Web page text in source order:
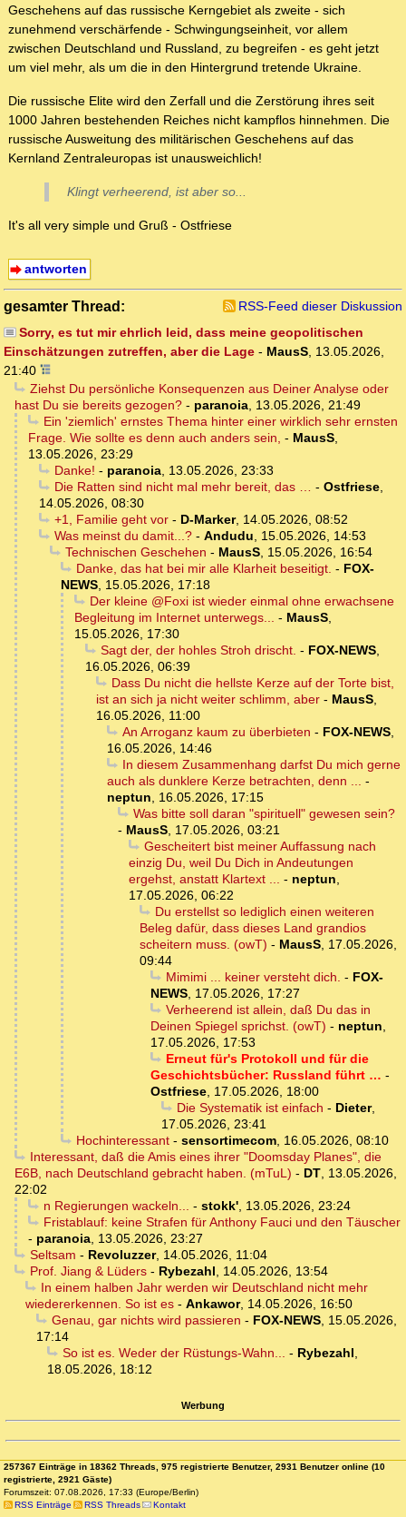
Geschehens auf das russische Kerngebiet als zweite - sich
zunehmend verschärfende - Schwingungseinheit, vor allem
zwischen Deutschland und Russland, zu begreifen - es geht jetzt
um viel mehr, als um die in den Hintergrund tretende Ukraine.
Die russische Elite wird den Zerfall und die Zerstörung ihres seit
1000 Jahren bestehenden Reiches nicht kampflos hinnehmen. Die
russische Ausweitung des militärischen Geschehens auf das
Kernland Zentraleuropas ist unausweichlich!
Klingt verheerend, ist aber so...
It's all very simple und Gruß - Ostfriese
antworten
gesamter Thread:
RSS-Feed dieser Diskussion
Sorry, es tut mir ehrlich leid, dass meine geopolitischen
Einschätzungen zutreffen, aber die Lage - MausS, 13.05.2026,
21:40
Ziehst Du persönliche Konsequenzen aus Deiner Analyse oder
hast Du sie bereits gezogen? - paranoia, 13.05.2026, 21:49
Ein 'ziemlich' ernstes Thema hinter einer wirklich sehr ernsten
Frage. Wie sollte es denn auch anders sein, - MausS,
13.05.2026, 23:29
Danke! - paranoia, 13.05.2026, 23:33
Die Ratten sind nicht mal mehr bereit, das … - Ostfriese,
14.05.2026, 08:30
+1, Familie geht vor- D-Marker, 14.05.2026, 08:52
Was meinst du damit...?- Andudu, 15.05.2026, 14:53
Technischen Geschehen - MausS, 15.05.2026, 16:54
Danke, das hat bei mir alle Klarheit beseitigt. - FOX-
NEWS, 15.05.2026, 17:18
Der kleine @Foxi ist wieder einmal ohne erwachsene
Begleitung im Internet unterwegs... - MausS,
15.05.2026, 17:30
Sagt der, der hohles Stroh drischt. - FOX-NEWS,
16.05.2026, 06:39
Dass Du nicht die hellste Kerze auf der Torte bist,
ist an sich ja nicht weiter schlimm, aber - MausS,
16.05.2026, 11:00
An Arroganz kaum zu überbieten - FOX-NEWS,
16.05.2026, 14:46
In diesem Zusammenhang darfst Du mich gerne
auch als dunklere Kerze betrachten, denn ... -
neptun, 16.05.2026, 17:15
Was bitte soll daran "spirituell" gewesen sein?
- MausS, 17.05.2026, 03:21
Gescheitert bist meiner Auffassung nach
einzig Du, weil Du Dich in Andeutungen
ergehst, anstatt Klartext ... - neptun,
17.05.2026, 06:22
Du erstellst so lediglich einen weiteren
Beleg dafür, dass dieses Land grandios
scheitern muss. (owT) - MausS, 17.05.2026,
09:44
Mimimi ... keiner versteht dich. - FOX-
NEWS, 17.05.2026, 17:27
Verheerend ist allein, daß Du das in
Deinen Spiegel sprichst. (owT) - neptun,
17.05.2026, 17:53
Erneut für's Protokoll und für die
Geschichtsbücher: Russland führt … -
Ostfriese, 17.05.2026, 18:00
Die Systematik ist einfach - Dieter,
17.05.2026, 23:41
Hochinteressant- sensortimecom, 16.05.2026, 08:10
Interessant, daß die Amis eines ihrer "Doomsday Planes", die
E6B, nach Deutschland gebracht haben. (mTuL) - DT, 13.05.2026,
22:02
n Regierungen wackeln... - stokk', 13.05.2026, 23:24
Fristablauf: keine Strafen für Anthony Fauci und den Täuscher
- paranoia, 13.05.2026, 23:27
Seltsam - Revoluzzer, 14.05.2026, 11:04
Prof. Jiang & Lüders- Rybezahl, 14.05.2026, 13:54
In einem halben Jahr werden wir Deutschland nicht mehr
wiedererkennen. So ist es - Ankawor, 14.05.2026, 16:50
Genau, gar nichts wird passieren - FOX-NEWS, 15.05.2026,
17:14
So ist es. Weder der Rüstungs-Wahn... - Rybezahl,
18.05.2026, 18:12
Werbung
257367 Einträge in 18362 Threads, 975 registrierte Benutzer, 2931 Benutzer online (10
registrierte, 2921 Gäste)
Forumszeit: 07.08.2026, 17:33 (Europe/Berlin)
RSS Einträge
RSS Threads Kontakt